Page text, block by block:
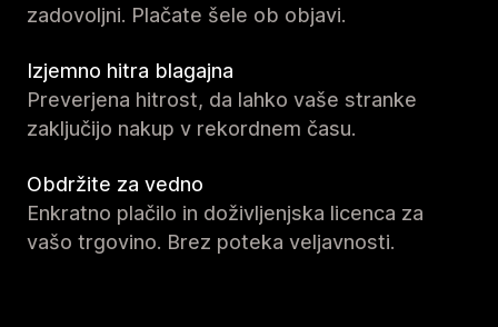
zadovoljni. Plačate šele ob objavi.
Izjemno hitra blagajna
Preverjena hitrost, da lahko vaše stranke
zaključijo nakup v rekordnem času.
Obdržite za vedno
Enkratno plačilo in doživljenjska licenca za
vašo trgovino. Brez poteka veljavnosti.